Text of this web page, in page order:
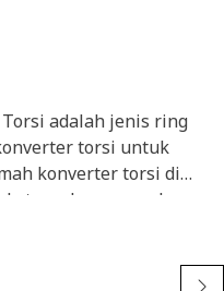
adalah jenis ring
torsi untuk
konverter torsi di
yang cocok
luar rumah